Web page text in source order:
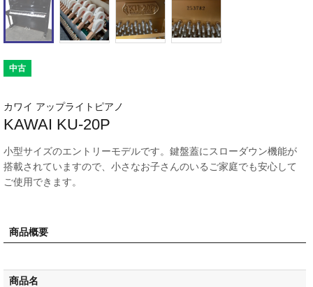
中古
カワイ アップライトピアノ
KAWAI KU-20P
小型サイズのエントリーモデルです。鍵盤蓋にスローダウン機能が
搭載されていますので、小さなお子さんのいるご家庭でも安心して
ご使用できます。
商品概要
商品名